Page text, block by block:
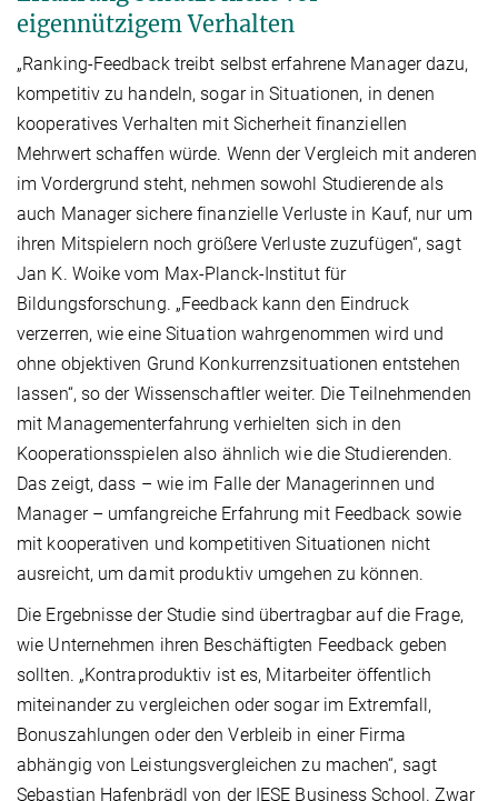
eigennützigem Verhalten
„Ranking-Feedback treibt selbst erfahrene Manager dazu,
kompetitiv zu handeln, sogar in Situationen, in denen
kooperatives Verhalten mit Sicherheit finanziellen
Mehrwert schaffen würde. Wenn der Vergleich mit anderen
im Vordergrund steht, nehmen sowohl Studierende als
auch Manager sichere finanzielle Verluste in Kauf, nur um
ihren Mitspielern noch größere Verluste zuzufügen“, sagt
Jan K. Woike vom Max-Planck-Institut für
Bildungsforschung. „Feedback kann den Eindruck
verzerren, wie eine Situation wahrgenommen wird und
ohne objektiven Grund Konkurrenzsituationen entstehen
lassen“, so der Wissenschaftler weiter. Die Teilnehmenden
mit Managementerfahrung verhielten sich in den
Kooperationsspielen also ähnlich wie die Studierenden.
Das zeigt, dass – wie im Falle der Managerinnen und
Manager – umfangreiche Erfahrung mit Feedback sowie
mit kooperativen und kompetitiven Situationen nicht
ausreicht, um damit produktiv umgehen zu können.
Die Ergebnisse der Studie sind übertragbar auf die Frage,
wie Unternehmen ihren Beschäftigten Feedback geben
sollten. „Kontraproduktiv ist es, Mitarbeiter öffentlich
miteinander zu vergleichen oder sogar im Extremfall,
Bonuszahlungen oder den Verbleib in einer Firma
abhängig von Leistungsvergleichen zu machen“, sagt
Sebastian Hafenbrädl von der IESE Business School. Zwar